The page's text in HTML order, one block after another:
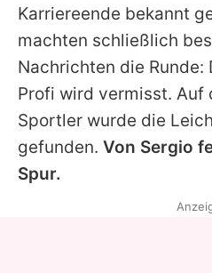
Karriereende bekannt
machten schließlich
Nachrichten die Runde:
Profi wird vermisst. Auf
Sportler wurde die
gefunden. Von Sergio
Spur.